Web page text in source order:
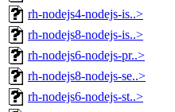
rh-nodejs4-nodejs-is..>
rh-nodejs8-nodejs-is..>
rh-nodejs6-nodejs-pr..>
rh-nodejs8-nodejs-se..>
rh-nodejs6-nodejs-st..>